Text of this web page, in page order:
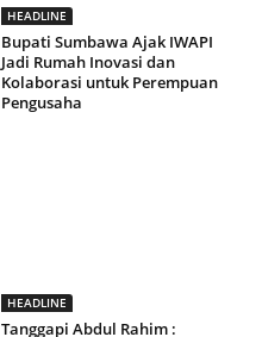
HEADLINE
Bupati Sumbawa Ajak IWAPI
Jadi Rumah Inovasi dan
Kolaborasi untuk Perempuan
Pengusaha
HEADLINE
Tanggapi Abdul Rahim :